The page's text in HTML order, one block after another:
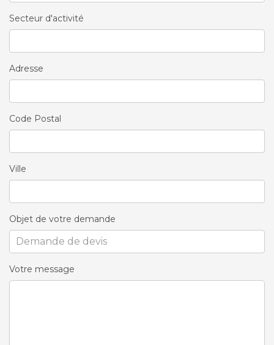
Secteur d'activité
Adresse
Code Postal
Ville
Objet de votre demande
Votre message